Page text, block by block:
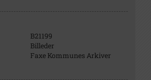
B21199
Billeder
Faxe Kommunes Arkiver